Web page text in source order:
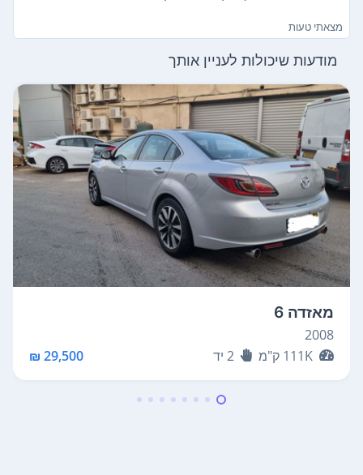
מצאתי טעות
מודעות שיכולות לעניין אותך
מאזדה 6
2008
111K ק"מ 2 יד 29,500 ₪